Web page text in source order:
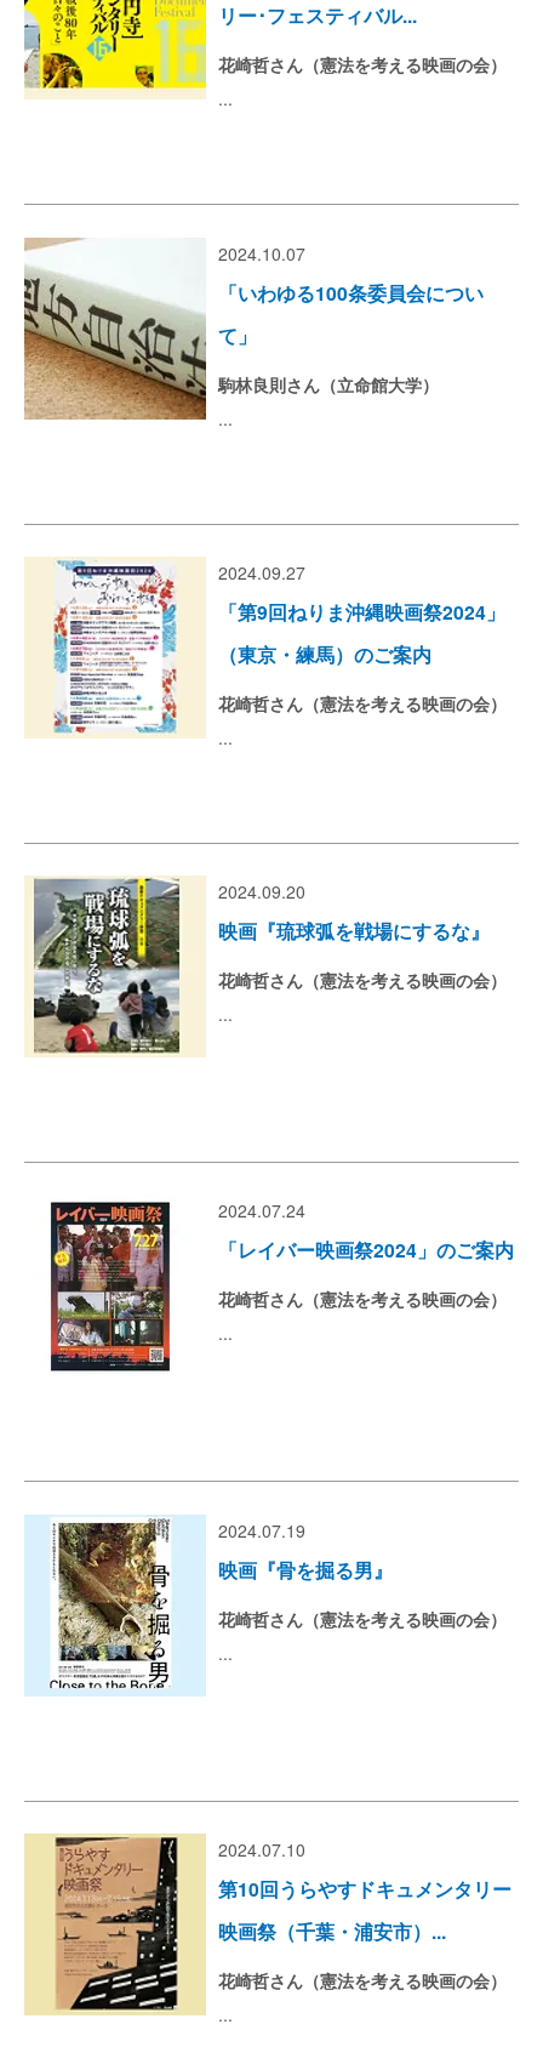
リー･フェスティバル...
花崎哲さん（憲法を考える映画の会）
...
2024.10.07
「いわゆる100条委員会につい
て」
駒林良則さん（立命館大学）
...
2024.09.27
「第9回ねりま沖縄映画祭2024」
（東京・練馬）のご案内
花崎哲さん（憲法を考える映画の会）
...
2024.09.20
映画『琉球弧を戦場にするな』
花崎哲さん（憲法を考える映画の会）
...
2024.07.24
「レイバー映画祭2024」のご案内
花崎哲さん（憲法を考える映画の会）
...
2024.07.19
映画『骨を掘る男』
花崎哲さん（憲法を考える映画の会）
...
2024.07.10
第10回うらやすドキュメンタリー
映画祭（千葉・浦安市）...
花崎哲さん（憲法を考える映画の会）
...